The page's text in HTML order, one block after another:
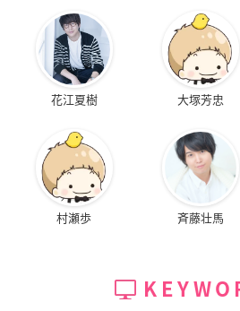
花江夏樹 大塚芳忠
村瀬歩 斉藤壮馬